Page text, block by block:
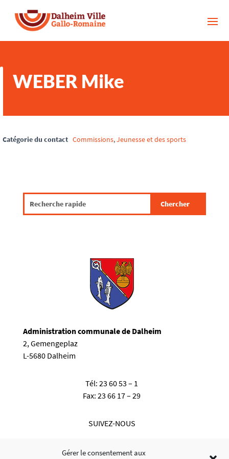
Gérer le consentement aux
WEBER Mike
Catégorie du contact Commissions,Jeunesse et des sports
Administration communale de Dalheim
2, Gemengeplaz
L-5680 Dalheim
Tél:23 60 53 – 1
Fax:23 66 17 – 29
SUIVEZ-NOUS